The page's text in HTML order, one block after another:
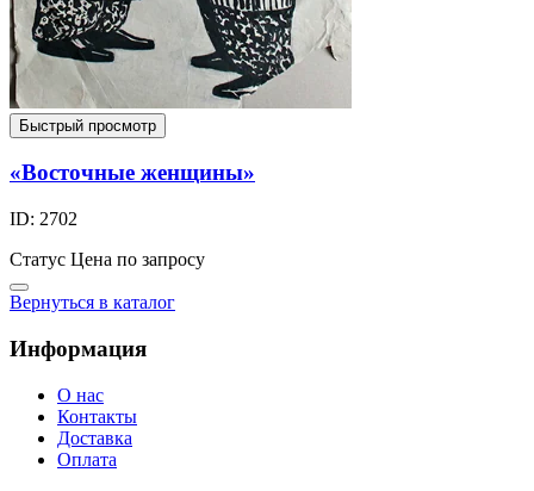
Быстрый просмотр
«Восточные женщины»
ID: 2702
Статус Цена по запросу
Вернуться в каталог
Информация
О нас
Контакты
Доставка
Оплата